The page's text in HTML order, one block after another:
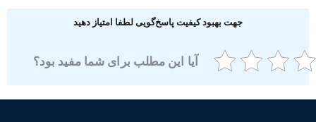
جهت بهبود کیفیت پاسخ‌گویی لطفا امتیاز دهید
آیا این مطلب برای شما مفید بود؟